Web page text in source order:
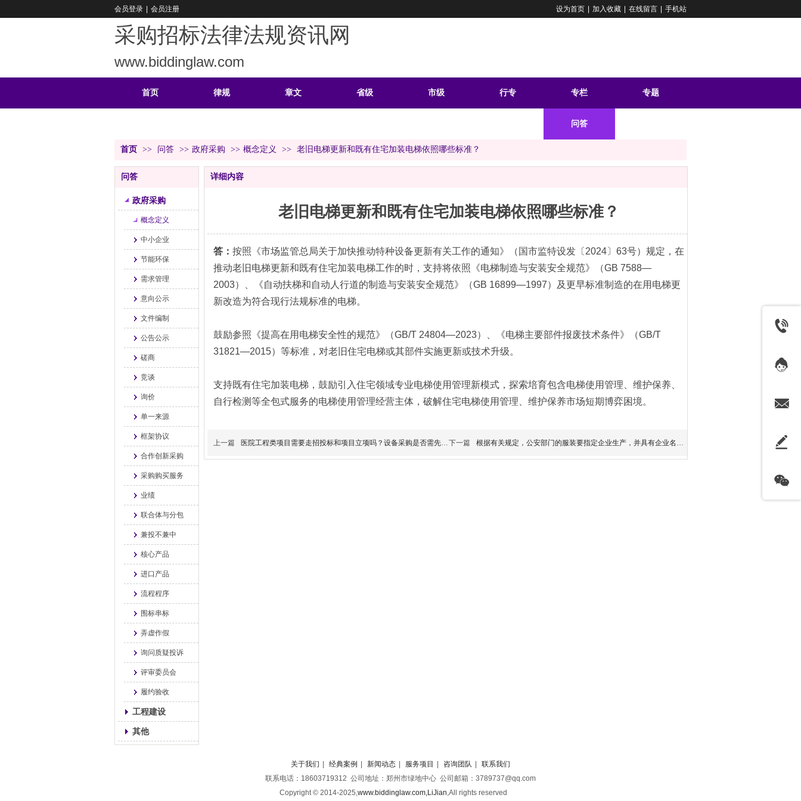
采购招标法律法规资讯网
www.biddinglaw.com
会员登录 会员注册 设为首页 加入收藏 在线留言 手机站
首页 律规 章文 省级 市级 行专 专栏 专题
问答
首页 >> 问答 >> 政府采购 >> 概念定义 >> 老旧电梯更新和既有住宅加装电梯依照哪些标准？
问答
政府采购
概念定义
中小企业
节能环保
需求管理
意向公示
文件编制
公告公示
磋商
竞谈
询价
单一来源
框架协议
合作创新采购
采购购买服务
业绩
联合体与分包
兼投不兼中
核心产品
进口产品
流程程序
围标串标
弄虚作假
询问质疑投诉
评审委员会
履约验收
工程建设
其他
详细内容
老旧电梯更新和既有住宅加装电梯依照哪些标准？
答： 按照《市场监管总局关于加快推动特种设备更新有关工作的通知》（国市监特设发〔2024〕63号）规定，在
推动老旧电梯更新和既有住宅加装电梯工作的时，支持将依照《电梯制造与安装安全规范》（GB 7588—
2003）、《自动扶梯和自动人行道的制造与安装安全规范》（GB 16899—1997）及更早标准制造的在用电梯更
新改造为符合现行法规标准的电梯。
鼓励参照《提高在用电梯安全性的规范》（GB/T 24804—2023）、《电梯主要部件报废技术条件》（GB/T
31821—2015）等标准，对老旧住宅电梯或其部件实施更新或技术升级。
支持既有住宅加装电梯，鼓励引入住宅领域专业电梯使用管理新模式，探索培育包含电梯使用管理、维护保养、
自行检测等全包式服务的电梯使用管理经营主体，破解住宅电梯使用管理、维护保养市场短期博弈困境。
上一篇 医院工程类项目需要走招投标和项目立项吗？设备采购是否需先立项 下一篇 根据有关规定，公安部门的服装要指定企业生产，并具有企业名录，
关于我们 经典案例 新闻动态 服务项目 咨询团队
联系我们
联系电话：18603719312 公司地址：郑州市绿地中心 公司邮箱：3789737@qq.com
Copyright © 2014-2025,www.biddinglaw.com,LiJian,All rights reserved